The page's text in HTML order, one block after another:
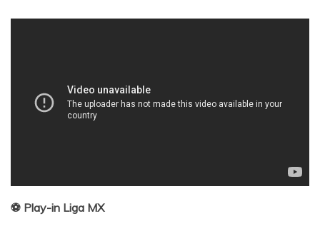
⚽️ Play-in Liga MX